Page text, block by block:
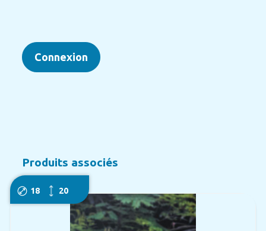
Connexion
Produits associés
18 20